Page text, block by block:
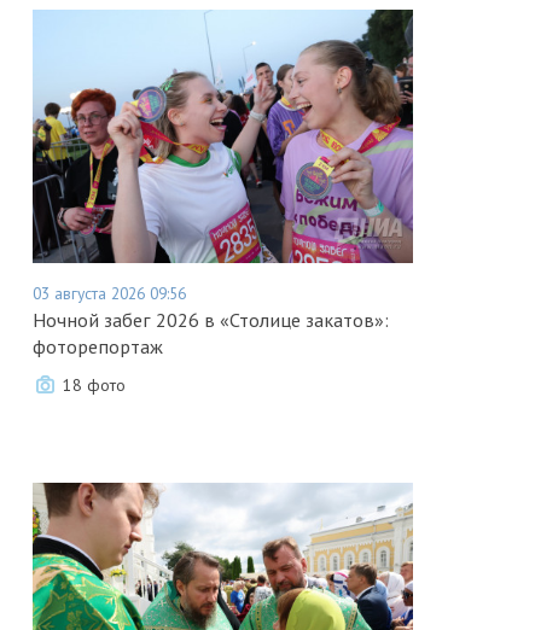
03 августа 2026 09:56
Ночной забег 2026 в «Столице закатов»:
фоторепортаж
18 фото